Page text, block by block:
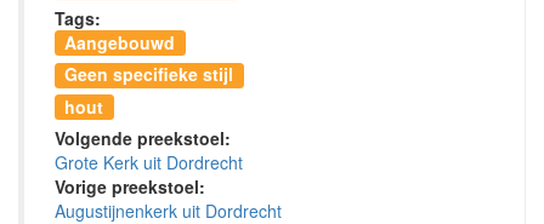
Tags:
Aangebouwd
Geen specifieke stijl
hout
Volgende preekstoel:
Grote Kerk uit Dordrecht
Vorige preekstoel:
Augustijnenkerk uit Dordrecht